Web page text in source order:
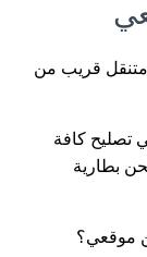
قريب من
كافة
بطارية
موقعي؟